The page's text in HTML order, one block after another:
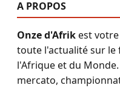
A PROPOS
Onze d'Afrikest
toute l'actualité sur le
l'Afrique et du
mercato,